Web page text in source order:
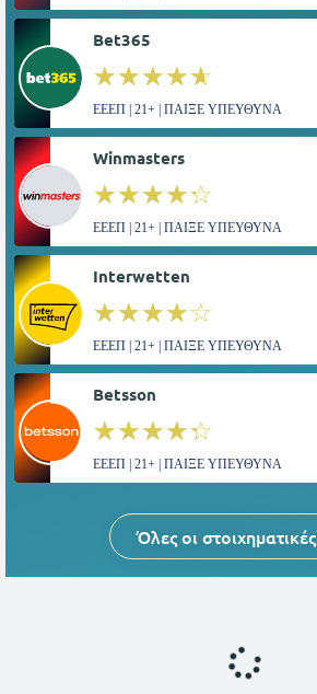
Bet365
☆☆☆☆☆
★★★★★
ΕΕΕΠ | 21+ | ΠΑΙΞΕ ΥΠΕΥΘΥΝΑ
Winmasters
☆☆☆☆☆
★★★★★
ΕΕΕΠ | 21+ | ΠΑΙΞΕ ΥΠΕΥΘΥΝΑ
Interwetten
☆☆☆☆☆
★★★★★
ΕΕΕΠ | 21+ | ΠΑΙΞΕ ΥΠΕΥΘΥΝΑ
Betsson
☆☆☆☆☆
★★★★★
ΕΕΕΠ | 21+ | ΠΑΙΞΕ ΥΠΕΥΘΥΝΑ
Όλες οι στοιχηματικές